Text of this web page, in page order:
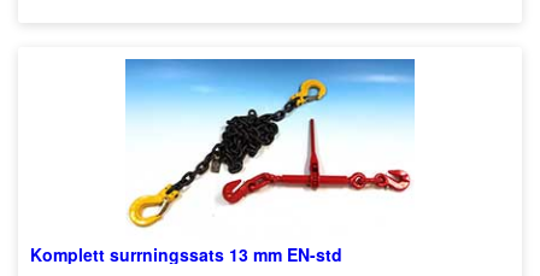
Komplett surrningssats 13 mm EN-std